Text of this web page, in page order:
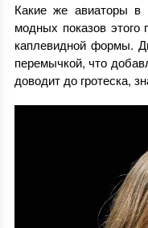
Какие же авиаторы в
модных показов этого
каплевидной формы.
перемычкой, что
доводит до гротеска,